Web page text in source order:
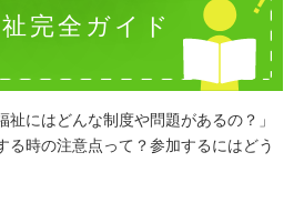
完全ガイド
祉にはどんな制度や問題があるの？」
る時の注意点って？参加するにはどう